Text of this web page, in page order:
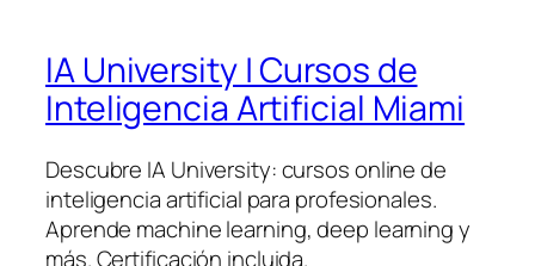
IA University | Cursos de
Inteligencia Artificial Miami
Descubre IA University: cursos online de
inteligencia artificial para profesionales.
Aprende machine learning, deep learning y
más. Certificación incluida.